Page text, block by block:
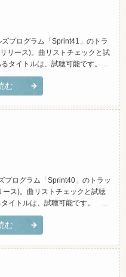
プログラム「Sprint41」のトラ
リース)。曲リストチェックと試
タイトルは、試聴可能です。
際にクラスで使用している物と
ラム「Sprint(スプリント)」と
む
プログラム「Sprint40」のトラッ
ス)。曲リストチェックと試聴
イトルは、試聴可能です。 ＊
にクラスで使用している物と違
ム「Sprint(スプリント)」とは？
む